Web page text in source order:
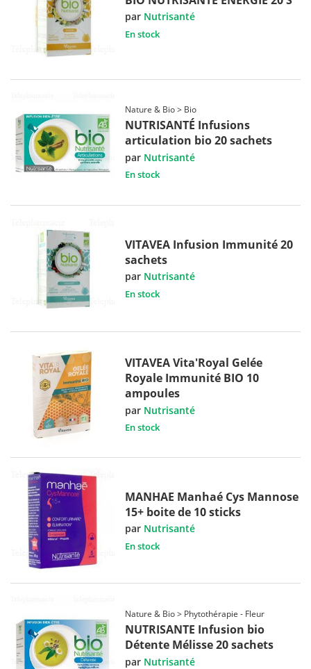
par Nutrisanté
En stock
Nature & Bio > Bio
NUTRISANTÉ Infusions
articulation bio 20 sachets
par Nutrisanté
En stock
VITAVEA Infusion Immunité 20
sachets
par Nutrisanté
En stock
VITAVEA Vita'Royal Gelée
Royale Immunité BIO 10
ampoules
par Nutrisanté
En stock
MANHAE Manhaé Cys Mannose
15+ boite de 10 sticks
par Nutrisanté
En stock
Nature & Bio > Phytothérapie - Fleur
NUTRISANTE Infusion bio
Détente Mélisse 20 sachets
par Nutrisanté